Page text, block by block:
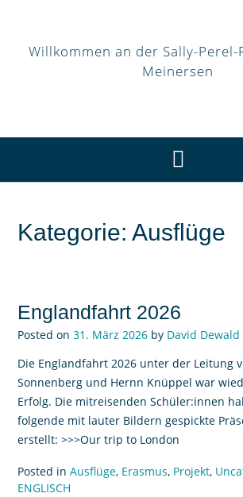
Willkommen an der Sally-Perel-
Meinersen
Kategorie: Ausflüge
Englandfahrt 2026
Posted on 31. März 2026 by David Dewald
Die Englandfahrt 2026 unter der Leitung
Sonnenberg und Hernn Knüppel war
Erfolg. Die mitreisenden Schüler:innen
folgende mit lauter Bildern gespickte
erstellt: >>>Our trip to London
Posted in Ausflüge, Erasmus, Projekt,
ENGLISCH